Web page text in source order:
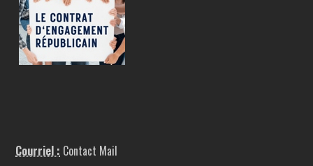
Courriel : Contact Mail